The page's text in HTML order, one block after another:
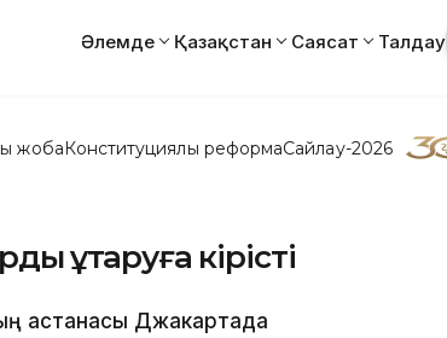
Әлемде Қазақстан Саясат Талдау
жобаКонституциялық реформаСайлау-2026
құтқаруға кірісті
астанасы Джакартада